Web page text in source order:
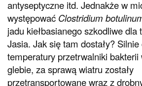
antyseptyczne itd. Jednakże w
występować Clostridium
jadu kiełbasianego szkodliwe
Jasia. Jak się tam dostały?
temperatury przetrwalniki bakterii
glebie, za sprawą wiatru zostały
przetransportowane wraz z